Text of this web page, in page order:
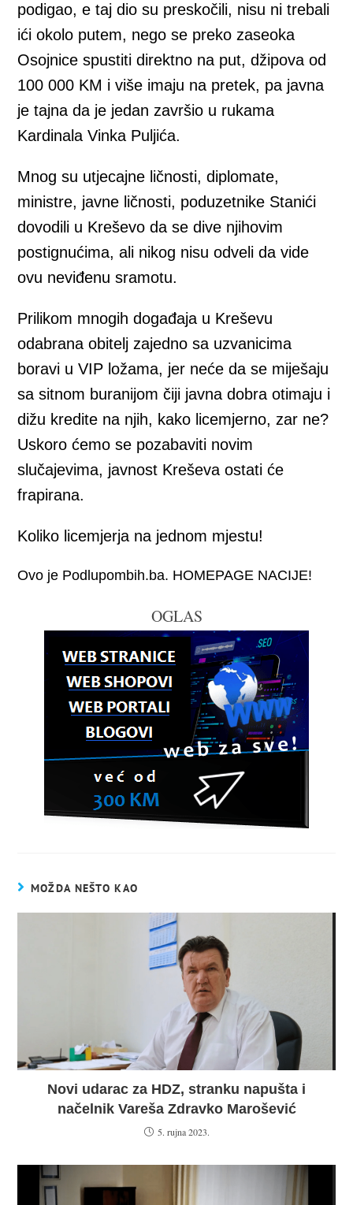
podigao, e taj dio su preskočili, nisu ni trebali
ići okolo putem, nego se preko zaseoka
Osojnice spustiti direktno na put, džipova od
100 000 KM i više imaju na pretek, pa javna
je tajna da je jedan završio u rukama
Kardinala Vinka Puljića.
Mnog su utjecajne ličnosti, diplomate,
ministre, javne ličnosti, poduzetnike Stanići
dovodili u Kreševo da se dive njihovim
postignućima, ali nikog nisu odveli da vide
ovu neviđenu sramotu.
Prilikom mnogih događaja u Kreševu
odabrana obitelj zajedno sa uzvanicima
boravi u VIP ložama, jer neće da se miješaju
sa sitnom buranijom čiji javna dobra otimaju i
dižu kredite na njih, kako licemjerno, zar ne?
Uskoro ćemo se pozabaviti novim
slučajevima, javnost Kreševa ostati će
frapirana.
Koliko licemjerja na jednom mjestu!
Ovo je Podlupombih.ba. HOMEPAGE NACIJE!
OGLAS
MOŽDA NEŠTO KAO
Novi udarac za HDZ, stranku napušta i
načelnik Vareša Zdravko Marošević
5. rujna 2023.